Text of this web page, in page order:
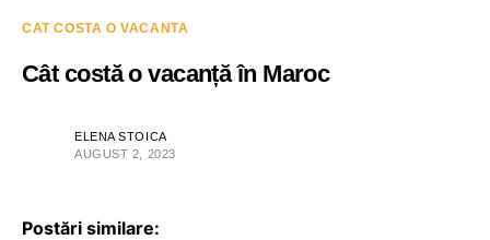
CAT COSTA O VACANTA
Cât costă o vacanță în Maroc
ELENA STOICA
AUGUST 2, 2023
Postări similare: